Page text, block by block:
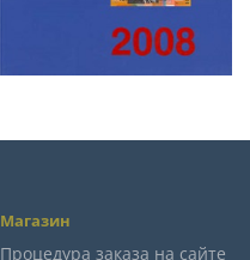
Магазин
Процедура заказа на сайте